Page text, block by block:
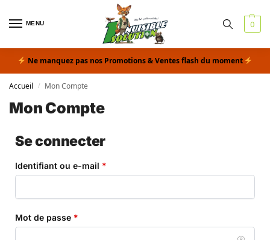
MENU 0
Ne manquez pas nos Promotions & Ventes flash du moment
Accueil / Mon Compte
Mon Compte
Se connecter
Identifiant ou e-mail *
Mot de passe *